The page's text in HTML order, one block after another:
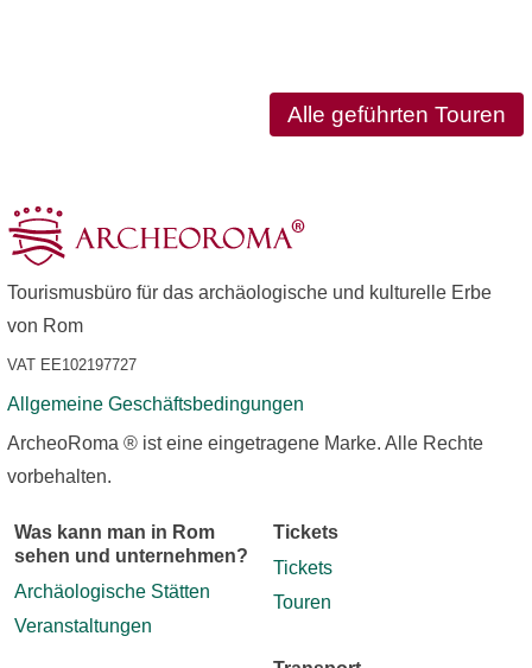
Alle geführten Touren
Tourismusbüro für das archäologische und kulturelle Erbe
von Rom
VAT EE102197727
Allgemeine Geschäftsbedingungen
ArcheoRoma ® ist eine eingetragene Marke. Alle Rechte
vorbehalten.
Was kann man in Rom
sehen und unternehmen?
Archäologische Stätten
Veranstaltungen
Tickets
Tickets
Touren